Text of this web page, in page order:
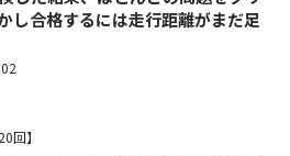
し合格するには走行距離がまだ足
回】